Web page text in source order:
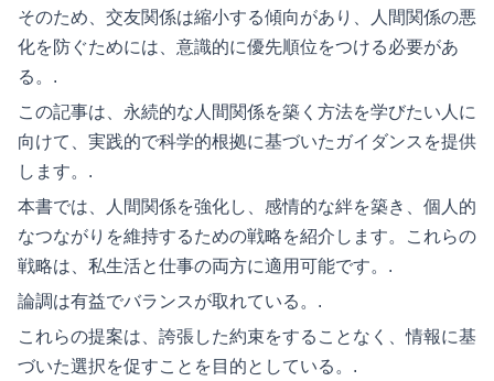
そのため、交友関係は縮小する傾向があり、人間関係の悪
化を防ぐためには、意識的に優先順位をつける必要があ
る。.
この記事は、永続的な人間関係を築く方法を学びたい人に
向けて、実践的で科学的根拠に基づいたガイダンスを提供
します。.
本書では、人間関係を強化し、感情的な絆を築き、個人的
なつながりを維持するための戦略を紹介します。これらの
戦略は、私生活と仕事の両方に適用可能です。.
論調は有益でバランスが取れている。.
これらの提案は、誇張した約束をすることなく、情報に基
づいた選択を促すことを目的としている。.